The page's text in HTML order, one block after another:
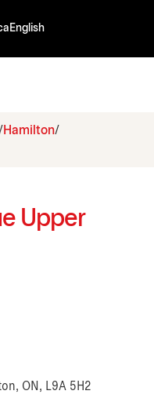
English
Hamilton
Upper
ON, L9A 5H2